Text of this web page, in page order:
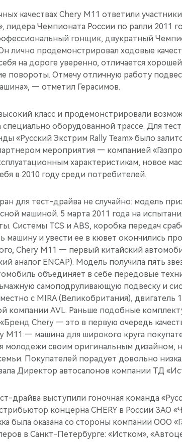
качествах Chery M11 ответили
лидера Чемпионата России по ралли 2011
гонщик, двукратный
лично продемонстрировал ходовые
на дороге уверенно, отличается
повороты. Отмечу отличную работу
— отметил Герасимов.
класс и продемонстрировали
оборудованной трассе. Для
«Русский Экстрим Rally Team» было
мероприятия — компанией
характеристикам, новое
в 2010 году среди потребителей.
для тест-драйва не случайно: модель
машиной. 5 марта 2011 года на
Системы TCS и ABS, коробка передач
машину и увести ее в кювет окончились
Chery M11 — первый китайский
аналог ENCAP). Модель получила пять
объединяет в себе передовые
самоподруливающую подвеску и
с MIRA (Великобритания), двигатель
компании AVL. Раньше подобные
Chery — это в первую очередь
M11 — машина для широкого круга
молодежи своим оригинальным дизайном,
Покупателей порадует довольно
Директор автосалонов компании ТД
драйва выступили гоночная команда
концерна CHERY в России
была оказана со стороны компании ООО
в Санкт-Петербурге: «Истком»,